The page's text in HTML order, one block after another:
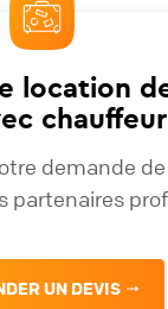
location
demande
partenaires
UN DEVIS